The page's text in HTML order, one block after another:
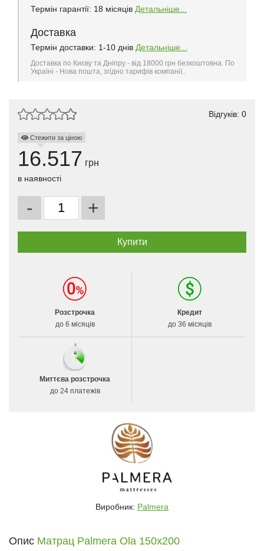
Термін гарантії: 18 місяців Детальніше...
Доставка
Термін доставки: 1-10 днів Детальніше...
Доставка по Києву та Дніпру - від 18000 грн безкоштовна. По
Україні - Нова пошта, згідно тарифів компанії..
Відгуків: 0
Стежити за ціною
16.517 грн
в наявності
- +
Розстрочка
до 6 місяців
Кредит
до 36 місяців
Миттєва розстрочка
до 24 платежів
Виробник: Palmera
Опис Матрац Palmera Ola 150x200